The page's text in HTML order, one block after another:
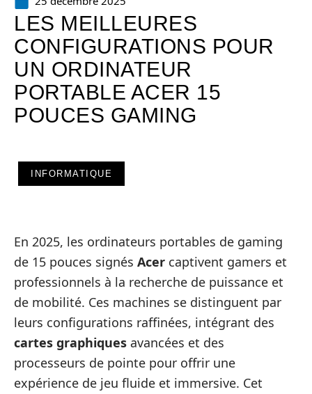
LES MEILLEURES
CONFIGURATIONS POUR
UN ORDINATEUR
PORTABLE ACER 15
POUCES GAMING
INFORMATIQUE
En 2025, les ordinateurs portables de gaming
de 15 pouces signés Acer captivent gamers et
professionnels à la recherche de puissance et
de mobilité. Ces machines se distinguent par
leurs configurations raffinées, intégrant des
cartes graphiques avancées et des
processeurs de pointe pour offrir une
expérience de jeu fluide et immersive. Cet